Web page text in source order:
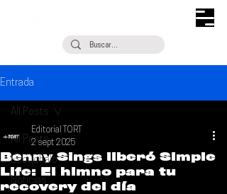
Entrada
All Posts
Escúchalo
Noticias
All Posts
Benny Sings liberó Simple
Life: El himno para tu
recovery del día
Editorial TORT
2 sept 2025